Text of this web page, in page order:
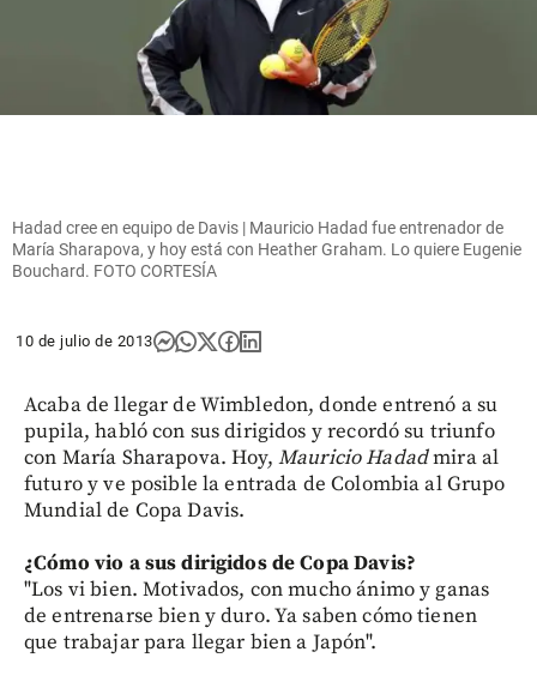
Hadad cree en equipo de Davis | Mauricio Hadad fue entrenador de
María Sharapova, y hoy está con Heather Graham. Lo quiere Eugenie
Bouchard. FOTO CORTESÍA
10 de julio de 2013
Acaba de llegar de Wimbledon, donde entrenó a su
pupila, habló con sus dirigidos y recordó su triunfo
con María Sharapova. Hoy, Mauricio Hadadmira al
futuro y ve posible la entrada de Colombia al Grupo
Mundial de Copa Davis.
¿Cómo vio a sus dirigidos de Copa Davis?
"Los vi bien. Motivados, con mucho ánimo y ganas
de entrenarse bien y duro. Ya saben cómo tienen
que trabajar para llegar bien a Japón".